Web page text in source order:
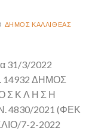
ΔΉΜΟΣ ΚΑΛΛΙΘΈΑΣ
31/3/2022
ΔΗΜΟΣ
Σ Κ Λ Η Σ Η
4830/2021 (ΦΕΚ
7-2-2022